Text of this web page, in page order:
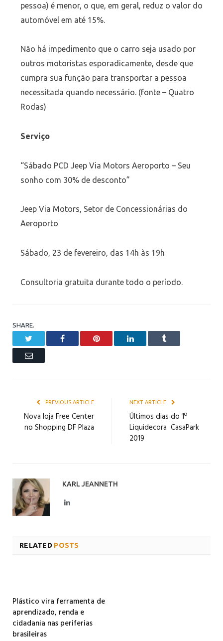
pessoa) é menor, o que, em geral, reduz o valor do
automóvel em até 15%.
Não há impedimento que o carro seja usado por
outros motoristas esporadicamente, desde que
cumpra sua função para transportar a pessoa
necessitada quando necessário. (fonte – Quatro
Rodas)
Serviço
“Sábado PCD Jeep Via Motors Aeroporto – Seu
sonho com 30% de desconto”
Jeep Via Motors, Setor de Concessionárias do
Aeroporto
Sábado, 23 de fevereiro, das 14h às 19h
Consultoria gratuita durante todo o período.
SHARE.
Facebook Pinterest LinkedIn Tumblr
Email
PREVIOUS ARTICLE
Nova loja Free Center
no Shopping DF Plaza
NEXT ARTICLE
Últimos dias do 1º
Liquidecora CasaPark
2019
KARL JEANNETH
LinkedIn
RELATED POSTS
Plástico vira ferramenta de
aprendizado, renda e
cidadania nas periferias
brasileiras